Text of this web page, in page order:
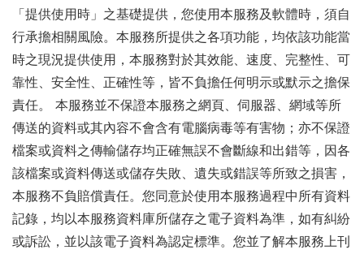
「提供使用時」之基礎提供，您使用本服務及軟體時，須自
行承擔相關風險。本服務所提供之各項功能，均依該功能當
時之現況提供使用，本服務對於其效能、速度、完整性、可
靠性、安全性、正確性等，皆不負擔任何明示或默示之擔保
責任。 本服務並不保證本服務之網頁、伺服器、網域等所
傳送的資料或其內容不會含有電腦病毒等有害物；亦不保證
檔案或資料之傳輸儲存均正確無誤不會斷線和出錯等，因各
該檔案或資料傳送或儲存失敗、遺失或錯誤等所致之損害，
本服務不負賠償責任。您同意於使用本服務過程中所有資料
記錄，均以本服務資料庫所儲存之電子資料為準，如有糾紛
或訴訟，並以該電子資料為認定標準。您並了解本服務上刊